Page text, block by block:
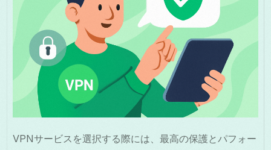
VPNサービスを選択する際には、最高の保護とパフォー